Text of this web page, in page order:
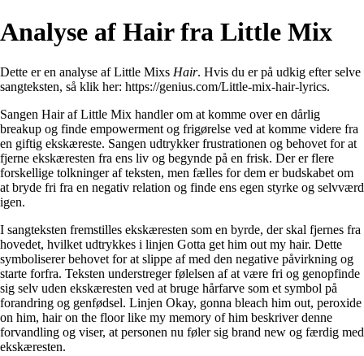
Analyse af Hair fra Little Mix
Dette er en analyse af Little Mixs Hair. Hvis du er på udkig efter selve
sangteksten, så klik her: https://genius.com/Little-mix-hair-lyrics.
Sangen Hair af Little Mix handler om at komme over en dårlig
breakup og finde empowerment og frigørelse ved at komme videre fra
en giftig ekskæreste. Sangen udtrykker frustrationen og behovet for at
fjerne ekskæresten fra ens liv og begynde på en frisk. Der er flere
forskellige tolkninger af teksten, men fælles for dem er budskabet om
at bryde fri fra en negativ relation og finde ens egen styrke og selvværd
igen.
I sangteksten fremstilles ekskæresten som en byrde, der skal fjernes fra
hovedet, hvilket udtrykkes i linjen Gotta get him out my hair. Dette
symboliserer behovet for at slippe af med den negative påvirkning og
starte forfra. Teksten understreger følelsen af at være fri og genopfinde
sig selv uden ekskæresten ved at bruge hårfarve som et symbol på
forandring og genfødsel. Linjen Okay, gonna bleach him out, peroxide
on him, hair on the floor like my memory of him beskriver denne
forvandling og viser, at personen nu føler sig brand new og færdig med
ekskæresten.